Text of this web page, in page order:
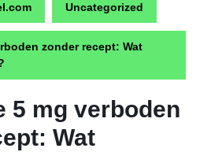
Uncategorized
zonder recept: Wat
5 mg verboden
Wat